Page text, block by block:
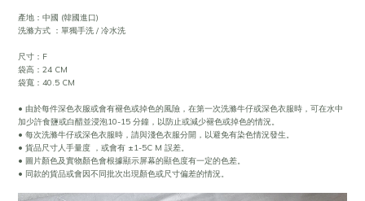
產地：中國 (韓國進口)
洗滌方式 ：單獨手洗 / 冷水洗
尺寸：F
袋高：24 CM
袋寬：40.5 CM
• 由於每件深色衣服或會有褪色或掉色的風險，在第一次洗滌牛仔或深色衣服時，可在水中
加少許食鹽或白醋並浸泡10-15 分鐘，以防止或減少褪色或掉色的情況。
• 每次洗滌牛仔或深色衣服時，請與淺色衣服分開，以避免有染色情況發生。
• 貨品尺寸人手量度 ，或會有 ±1-5C M 誤差。
• 圖片顏色及實物顏色會根據顯示屏幕的顯色度有一定的色差。
• 同款的貨品或會因不同批次出現顏色或尺寸偏差的情況。